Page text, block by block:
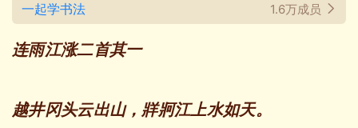
一起学书法 1.6万成员
连雨江涨二首其一
越井冈头云出山，牂牁江上水如天。